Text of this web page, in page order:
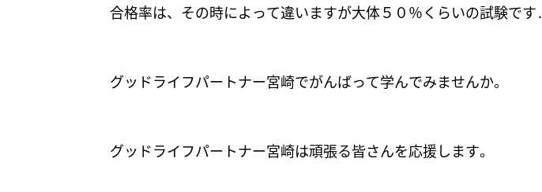
合格率は、その時によって違いますが大体５０％くらいの試験です.
グッドライフパートナー宮崎でがんばって学んでみませんか。
グッドライフパートナー宮崎は頑張る皆さんを応援します。